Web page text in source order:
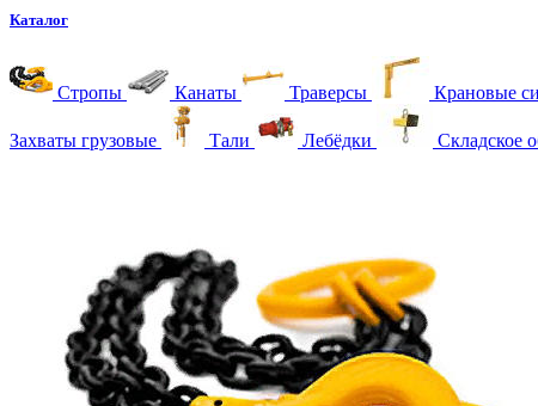
Каталог
Стропы Канаты Траверсы Крановые
Захваты грузовые Тали Лебёдки Складское